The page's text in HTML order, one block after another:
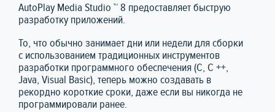
AutoPlay Media Studio ™ 8 предоставляет быструю
разработку приложений.
То, что обычно занимает дни или недели для сборки
с использованием традиционных инструментов
разработки программного обеспечения (C, C ++,
Java, Visual Basic), теперь можно создавать в
рекордно короткие сроки, даже если вы никогда не
программировали ранее.